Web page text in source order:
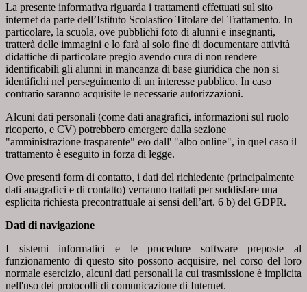
La presente informativa riguarda i trattamenti effettuati sul sito
internet da parte dell’Istituto Scolastico Titolare del Trattamento. In
particolare, la scuola, ove pubblichi foto di alunni e insegnanti,
tratterà delle immagini e lo farà al solo fine di documentare attività
didattiche di particolare pregio avendo cura di non rendere
identificabili gli alunni in mancanza di base giuridica che non si
identifichi nel perseguimento di un interesse pubblico. In caso
contrario saranno acquisite le necessarie autorizzazioni.
Alcuni dati personali (come dati anagrafici, informazioni sul ruolo
ricoperto, e CV) potrebbero emergere dalla sezione
"amministrazione trasparente" e/o dall' "albo online", in quel caso il
trattamento è eseguito in forza di legge.
Ove presenti form di contatto, i dati del richiedente (principalmente
dati anagrafici e di contatto) verranno trattati per soddisfare una
esplicita richiesta precontrattuale ai sensi dell’art. 6 b) del GDPR.
Dati di navigazione
I sistemi informatici e le procedure software preposte al
funzionamento di questo sito possono acquisire, nel corso del loro
normale esercizio, alcuni dati personali la cui trasmissione è implicita
nell'uso dei protocolli di comunicazione di Internet.